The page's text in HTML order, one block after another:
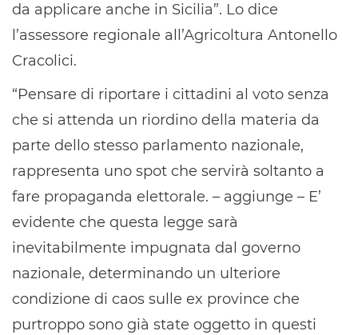
da applicare anche in Sicilia”. Lo dice
l’assessore regionale all’Agricoltura Antonello
Cracolici.
“Pensare di riportare i cittadini al voto senza
che si attenda un riordino della materia da
parte dello stesso parlamento nazionale,
rappresenta uno spot che servirà soltanto a
fare propaganda elettorale. – aggiunge – E’
evidente che questa legge sarà
inevitabilmente impugnata dal governo
nazionale, determinando un ulteriore
condizione di caos sulle ex province che
purtroppo sono già state oggetto in questi